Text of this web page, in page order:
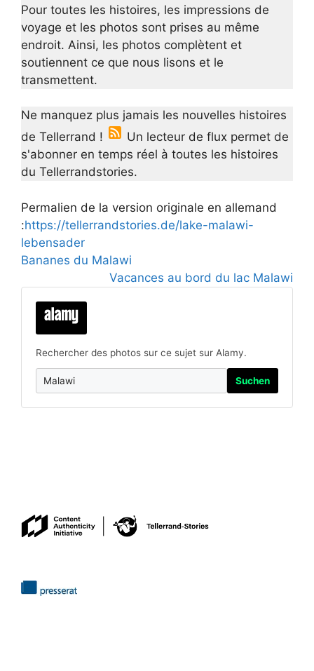
Pour toutes les histoires, les impressions de
voyage et les photos sont prises au même
endroit. Ainsi, les photos complètent et
soutiennent ce que nous lisons et le
transmettent.
Ne manquez plus jamais les nouvelles histoires
de Tellerrand !
Un lecteur de flux permet de
s'abonner en temps réel à toutes les histoires
du Tellerrandstories.
Permalien de la version originale en allemand
:https://tellerrandstories.de/lake-malawi-
lebensader
Bananes du Malawi
Vacances au bord du lac Malawi
Rechercher des photos sur ce sujet sur Alamy.
Suchen